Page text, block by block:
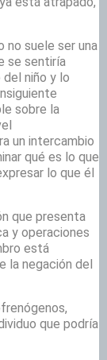
no suele ser una
se sentiría
niño y lo
sobre la
un intercambio
qué es lo que
lo que él
que presenta
y operaciones
está
la negación del
que podría